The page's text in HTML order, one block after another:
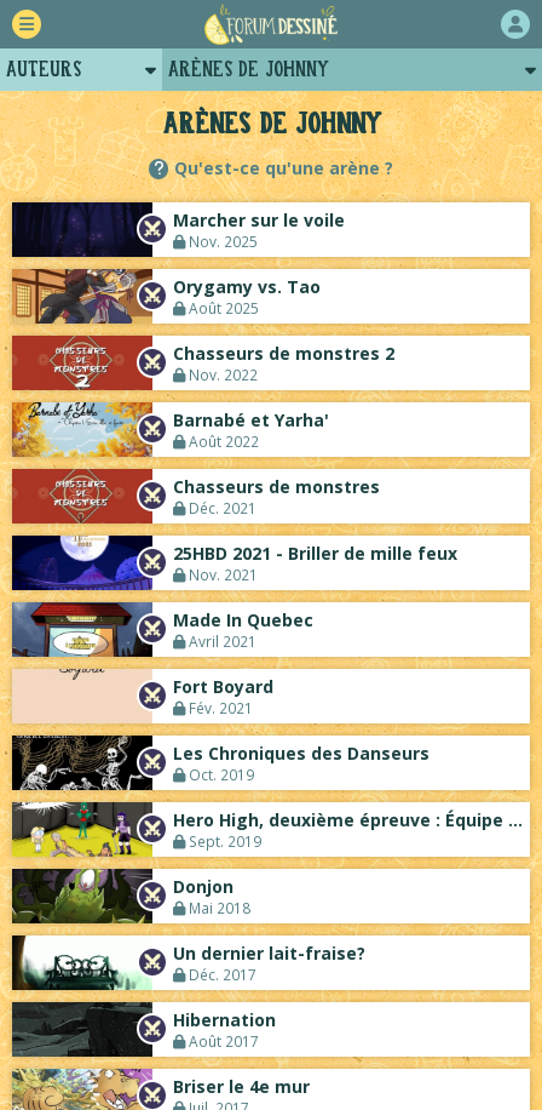
Arènes de Johnny
Qu'est-ce qu'une arène ?
Marcher sur le voile
Nov. 2025
Orygamy vs. Tao
Août 2025
Chasseurs de monstres 2
Nov. 2022
Barnabé et Yarha'
Août 2022
Chasseurs de monstres
Déc. 2021
25HBD 2021 - Briller de mille feux
Nov. 2021
Made In Quebec
Avril 2021
Fort Boyard
Fév. 2021
Les Chroniques des Danseurs
Oct. 2019
Hero High, deuxième épreuve : Équipe Jau...
Sept. 2019
Donjon
Mai 2018
Un dernier lait-fraise?
Déc. 2017
Hibernation
Août 2017
Briser le 4e mur
Auteurs
Retour
Forum
Projets
Tutoriels
Arènes de Johnny
Profil de johnny
Posts de johnny
Projets collectifs de johnny